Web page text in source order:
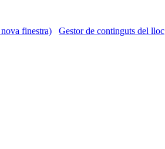
finestra) Gestor de continguts del lloc